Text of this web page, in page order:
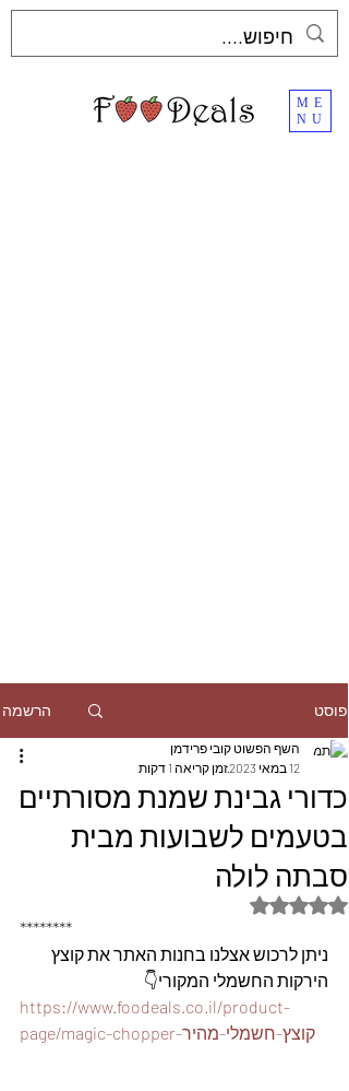
ME
NU
פוסט הרשמה
כדורי גבינת שמנת מסורתיים
בטעמים לשבועות מבית
סבתה לולה
השף הפשוט קובי פרידמן
12 במאי 2023
זמן קריאה 1 דקות
דירוג של NaN מתוך 5 כוכבים
********
ניתן לרכוש אצלנו בחנות האתר את קוצץ
הירקות החשמלי המקורי👇
https://www.foodeals.co.il/product-
page/magic-chopper-קוצץ-חשמלי-מהיר